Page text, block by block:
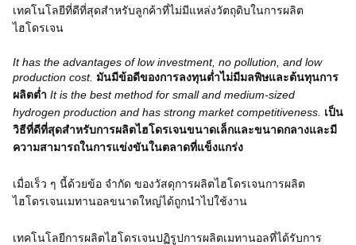
เทคโนโลยีที่ดีที่สุดสำหรับลูกค้าที่ไม่มีแหล่งวัตถุดิบในการผลิต
ไฮโดรเจน
It has the advantages of low investment, no pollution, and low
production cost. มันมีข้อดีของการลงทุนต่ำไม่มีมลพิษและต้นทุนการ
ผลิตต่ำ It is the best method for small and medium-sized
hydrogen production and has strong market competitiveness. เป็น
วิธีที่ดีที่สุดสำหรับการผลิตไฮโดรเจนขนาดเล็กและขนาดกลางและมี
ความสามารถในการแข่งขันในตลาดที่แข็งแกร่ง
เมื่อเร็ว ๆ นี้ด้วยข้อ จำกัด ของวัสดุการผลิตไฮโดรเจนการผลิต
ไฮโดรเจนเมทานอลขนาดใหญ่ได้ถูกนำไปใช้งาน
เทคโนโลยีการผลิตไฮโดรเจนปฏิรูปการผลิตเมทานอลที่ได้รับการ